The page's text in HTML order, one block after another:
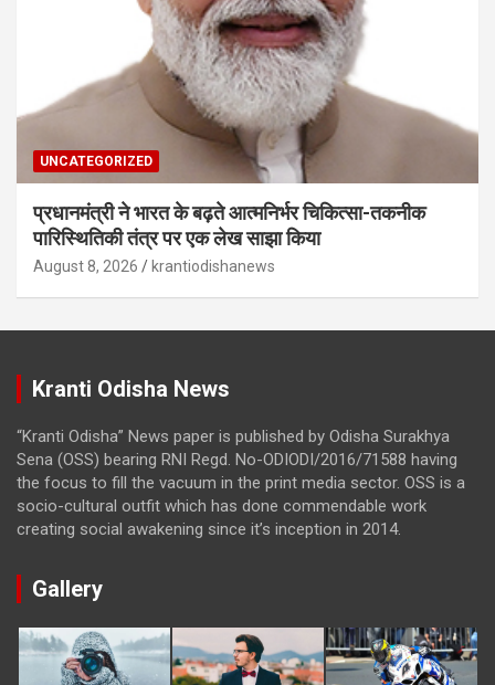
UNCATEGORIZED
प्रधानमंत्री ने भारत के बढ़ते आत्मनिर्भर चिकित्सा-तकनीक
पारिस्थितिकी तंत्र पर एक लेख साझा किया
August 8, 2026 krantiodishanews
Kranti Odisha News
“Kranti Odisha” News paper is published by Odisha Surakhya
Sena (OSS) bearing RNI Regd. No-ODIODI/2016/71588 having
the focus to fill the vacuum in the print media sector. OSS is a
socio-cultural outfit which has done commendable work
creating social awakening since it’s inception in 2014.
Gallery